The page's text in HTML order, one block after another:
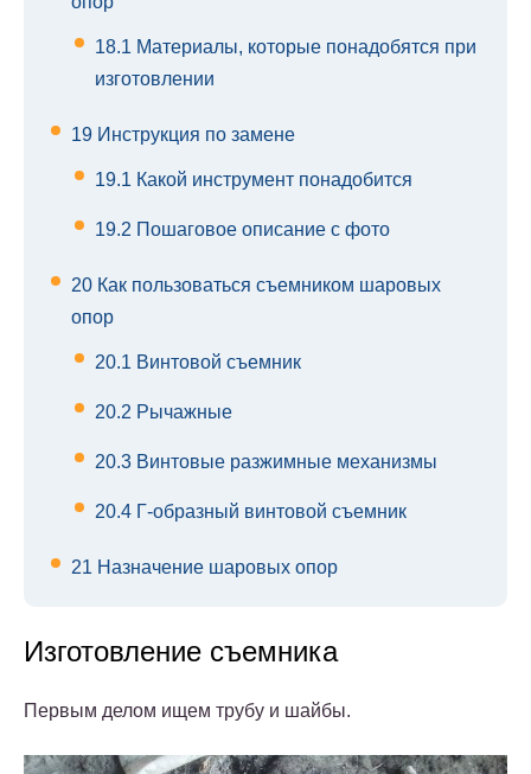
18.1 Материалы, которые понадобятся при
изготовлении
19 Инструкция по замене
19.1 Какой инструмент понадобится
19.2 Пошаговое описание с фото
20 Как пользоваться съемником шаровых
опор
20.1 Винтовой съемник
20.2 Рычажные
20.3 Винтовые разжимные механизмы
20.4 Г-образный винтовой съемник
21 Назначение шаровых опор
Изготовление съемника
Первым делом ищем трубу и шайбы.